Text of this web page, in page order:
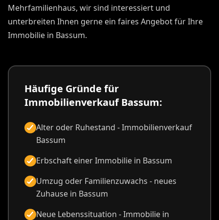
Mehrfamilienhaus, wir sind interessiert und
unterbreiten Ihnen gerne ein faires Angebot für Ihre
Immobilie in Bassum.
Häufige Gründe für
Immobilienverkauf Bassum:
Alter oder Ruhestand - Immobilienverkauf
Bassum
Erbschaft einer Immobilie in Bassum
Umzug oder Familienzuwachs - neues
Zuhause in Bassum
Neue Lebenssituation - Immobilie in